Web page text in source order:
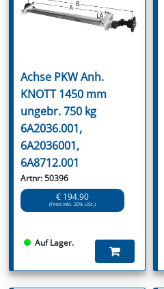
Achse PKW Anh.
KNOTT 1450 mm
ungebr. 750 kg
6A2036.001,
6A2036001,
6A8712.001
Artnr: 50396
€ 194.90
(Preis inkl. 20% USt.)
Auf Lager.